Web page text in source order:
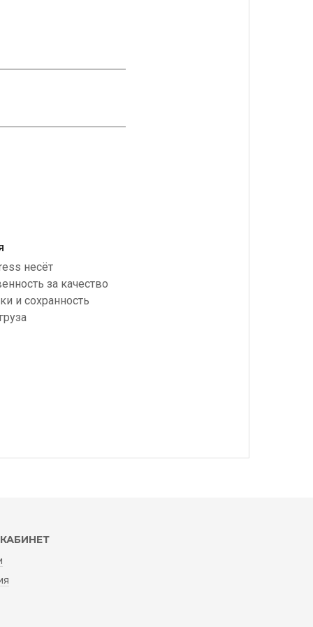
несёт
за качество
и сохранность